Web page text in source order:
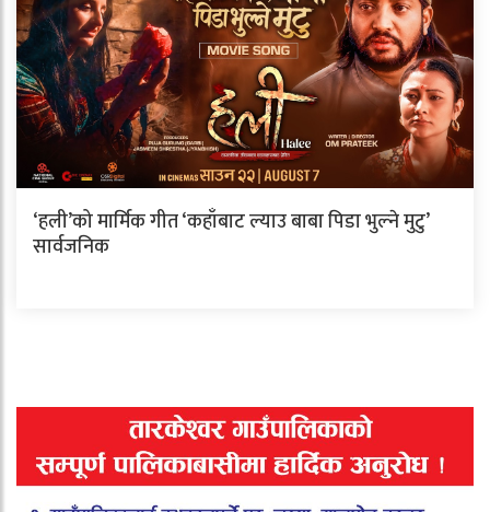
‘हली’को मार्मिक गीत ‘कहाँबाट ल्याउ बाबा पिडा भुल्ने मुटु’
सार्वजनिक